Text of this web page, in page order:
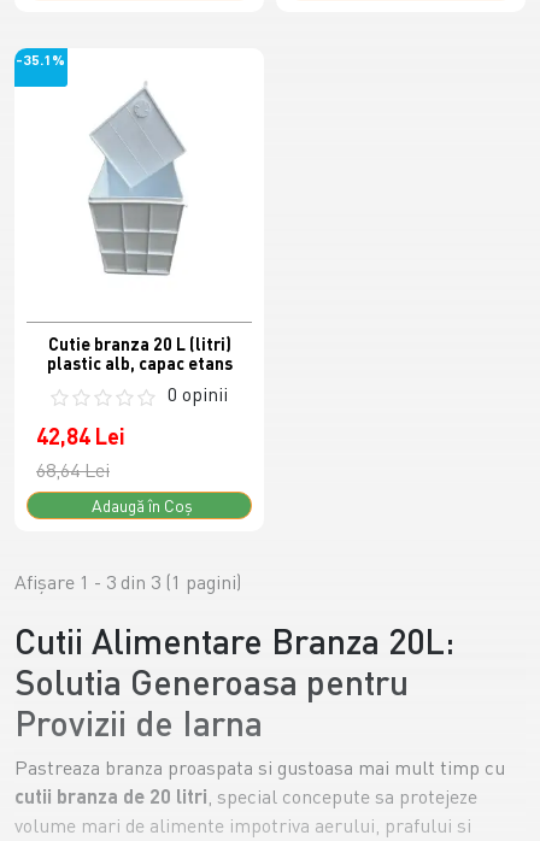
-35.1%
Cutie branza 20 L (litri)
plastic alb, capac etans
0 opinii
42,84 Lei
68,64 Lei
Adaugă în Coş
Afişare 1 - 3 din 3 (1 pagini)
Cutii Alimentare Branza 20L:
Solutia Generoasa pentru
Provizii de Iarna
Pastreaza branza proaspata si gustoasa mai mult timp cu
cutii branza de 20 litri , special concepute sa protejeze
volume mari de alimente impotriva aerului, prafului si